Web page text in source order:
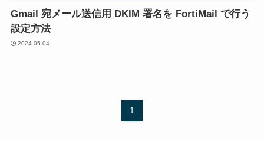
Gmail 宛メール送信用 DKIM 署名を FortiMail で行う
設定方法
2024-05-04
1